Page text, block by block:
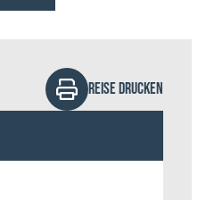
REISE DRUCKEN